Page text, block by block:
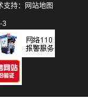
持： 网站地图
3